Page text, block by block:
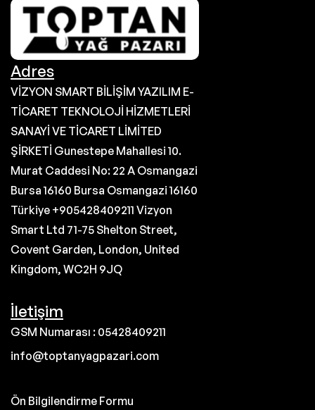
Adres
VİZYON SMART BİLİŞİM YAZILIM E-
TİCARET TEKNOLOJİ HİZMETLERİ
SANAYİ VE TİCARET LİMİTED
ŞİRKETİ Gunestepe Mahallesi 10.
Murat Caddesi No: 22 A Osmangazi
Bursa 16160 Bursa Osmangazi 16160
Türkiye +905428409211 Vizyon
Smart Ltd 71-75 Shelton Street,
Covent Garden, London, United
Kingdom, WC2H 9JQ
İletişim
GSM Numarası : 05428409211
info@toptanyagpazari.com
Ön Bilgilendirme Formu